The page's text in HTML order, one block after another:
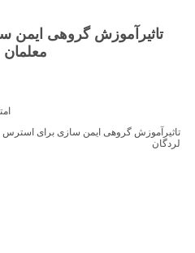
تاثیرآموزش گروهی
معلمان
امتیاز
تاثیرآموزش گروهی ایمن سازی برای استرس
لردگان